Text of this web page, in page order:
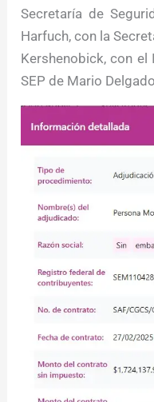
Secretaría de
Harfuch, con la
Kershenobick, con el
SEP de Mario